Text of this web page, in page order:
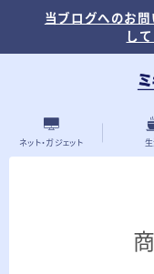
当ブログへのお
し
ネット・ガジェット